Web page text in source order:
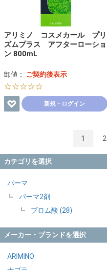
カテゴリを選択
パーマ
パーマ2剤
ブロム酸 (28)
メーカー・ブランドを選択
ARIMINO
アリミノ コスメカール プリ
ズムプラス アフターローショ
ン 800mL
卸値： ご契約後表示
☆☆☆☆☆
新規・ログイン
1 2